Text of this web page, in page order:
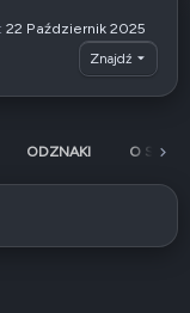
22 Październik 2025
Znajdź
ODZNAKI O SOBIE